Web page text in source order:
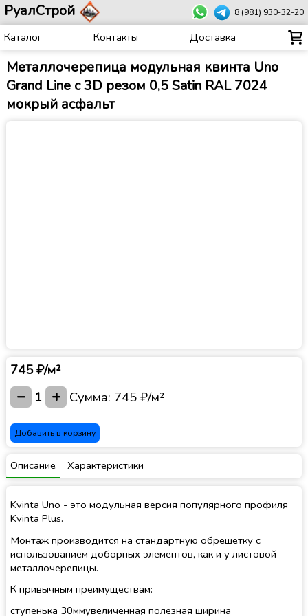
РуалСтрой 8 (981) 930-32-20
Каталог Контакты Доставка
Металлочерепица модульная квинта Uno
Grand Line c 3D резом 0,5 Satin RAL 7024
мокрый асфальт
745 ₽/м²
− 1 + Сумма: 745 ₽/м²
Добавить в корзину
Описание Характеристики
Kvinta Uno - это модульная версия популярного профиля
Kvinta Plus.
Монтаж производится на стандартную обрешетку с
использованием доборных элементов, как и у листовой
металлочерепицы.
К привычным преимуществам:
ступенька 30ммувеличенная полезная ширина